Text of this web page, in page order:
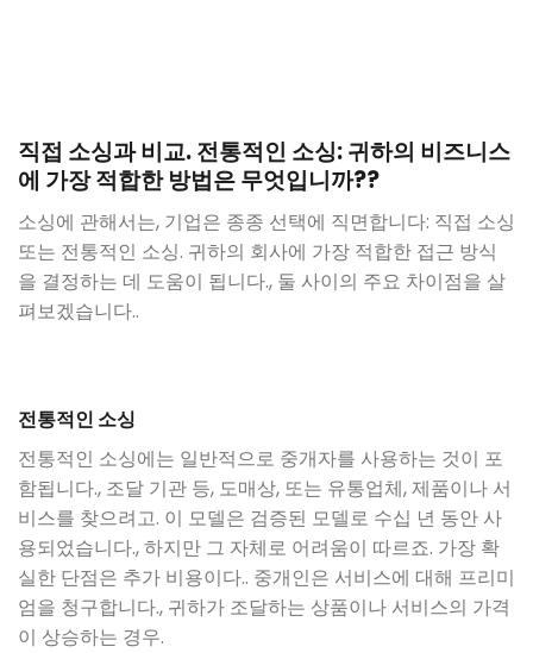
직접 소싱과 비교. 전통적인 소싱: 귀하의 비즈니스
에 가장 적합한 방법은 무엇입니까??
소싱에 관해서는, 기업은 종종 선택에 직면합니다: 직접 소싱
또는 전통적인 소싱. 귀하의 회사에 가장 적합한 접근 방식
을 결정하는 데 도움이 됩니다., 둘 사이의 주요 차이점을 살
펴보겠습니다..
전통적인 소싱
전통적인 소싱에는 일반적으로 중개자를 사용하는 것이 포
함됩니다., 조달 기관 등, 도매상, 또는 유통업체, 제품이나 서
비스를 찾으려고. 이 모델은 검증된 모델로 수십 년 동안 사
용되었습니다., 하지만 그 자체로 어려움이 따르죠. 가장 확
실한 단점은 추가 비용이다.. 중개인은 서비스에 대해 프리미
엄을 청구합니다., 귀하가 조달하는 상품이나 서비스의 가격
이 상승하는 경우.